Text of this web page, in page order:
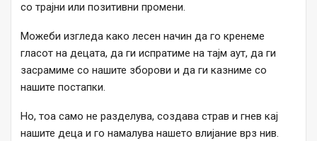
со трајни или позитивни промени.
Можеби изгледа како лесен начин да го кренеме
гласот на децата, да ги испратиме на тајм аут, да ги
засрамиме со нашите зборови и да ги казниме со
нашите постапки.
Но, тоа само не разделува, создава страв и гнев кај
нашите деца и го намалува нашето влијание врз нив.